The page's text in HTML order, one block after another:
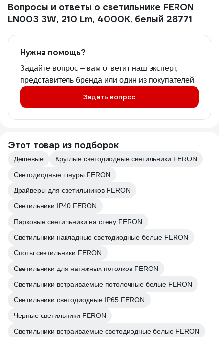
Вопросы и ответы о светильнике FERON
LN003 3W, 210 Lm, 4000К, белый 28771
Нужна помощь?
Задайте вопрос – вам ответит наш эксперт,
представитель бренда или один из покупателей
Задать вопрос
Этот товар из подборок
Дешевые
Круглые светодиодные светильники FERON
Светодиодные шнуры FERON
Драйверы для светильников FERON
Светильники IP40 FERON
Парковые светильники на стену FERON
Светильники накладные светодиодные белые FERON
Споты светильники FERON
Светильники для натяжных потолков FERON
Светильники встраиваемые потолочные белые FERON
Светильники светодиодные IP65 FERON
Черные светильники FERON
Светильники встраиваемые светодиодные белые FERON